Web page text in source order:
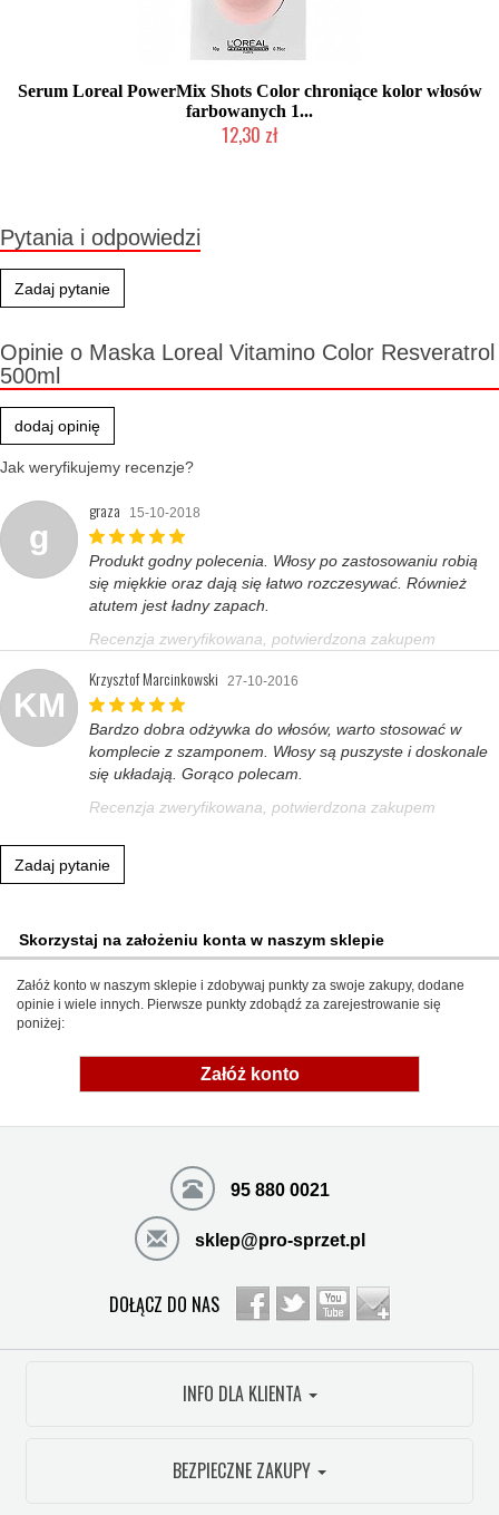
Serum Loreal PowerMix Shots Color chroniące kolor włosów
farbowanych 1...
12,30 zł
Pytania i odpowiedzi
Zadaj pytanie
Opinie o Maska Loreal Vitamino Color Resveratrol
500ml
dodaj opinię
Jak weryfikujemy recenzje?
g
graza 15-10-2018
Produkt godny polecenia. Włosy po zastosowaniu robią
się miękkie oraz dają się łatwo rozczesywać. Również
atutem jest ładny zapach.
Recenzja zweryfikowana, potwierdzona zakupem
KM
Krzysztof Marcinkowski 27-10-2016
Bardzo dobra odżywka do włosów, warto stosować w
komplecie z szamponem. Włosy są puszyste i doskonale
się układają. Gorąco polecam.
Recenzja zweryfikowana, potwierdzona zakupem
Zadaj pytanie
Skorzystaj na założeniu konta w naszym sklepie
Załóż konto w naszym sklepie i zdobywaj punkty za swoje zakupy, dodane
opinie i wiele innych. Pierwsze punkty zdobądź za zarejestrowanie się
poniżej:
Załóż konto
95 880 0021
sklep@pro-sprzet.pl
DOŁĄCZ DO NAS
INFO DLA KLIENTA
BEZPIECZNE ZAKUPY